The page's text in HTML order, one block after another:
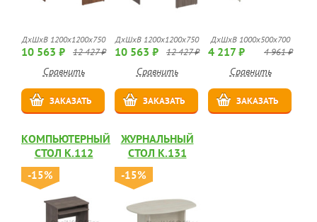
ДхШхВ 1200x1200x750
10 563 ₽ 12 427 ₽
Сравнить
ЗАКАЗАТЬ
ДхШхВ 1200x1200x750
10 563 ₽ 12 427 ₽
Сравнить
ЗАКАЗАТЬ
ДхШхВ 1000x500x700
4 217 ₽ 4 961 ₽
Сравнить
ЗАКАЗАТЬ
КОМПЬЮТЕРНЫЙ
СТОЛ К.112
-15%
ЖУРНАЛЬНЫЙ
СТОЛ К.131
-15%